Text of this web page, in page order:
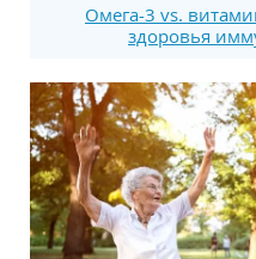
Омега-3 vs.
здоровья